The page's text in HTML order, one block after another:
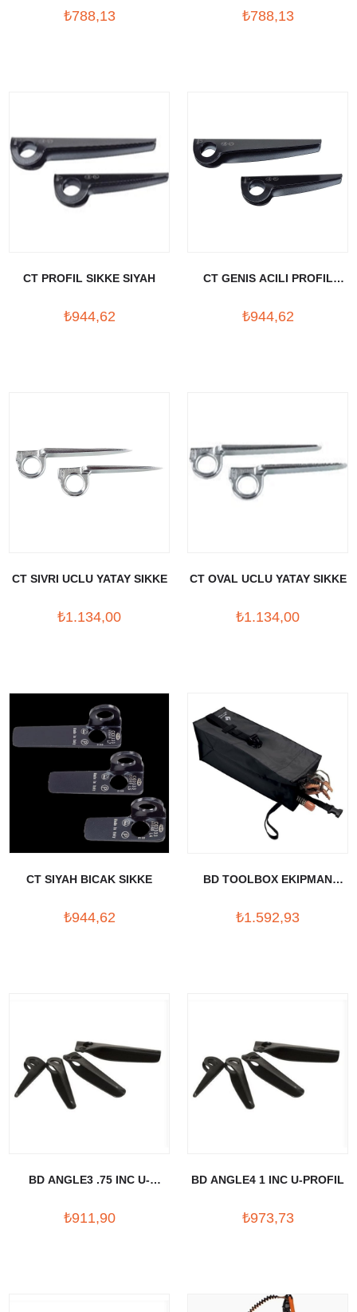
₺788,13 ₺788,13
CT PROFIL SIKKE SIYAH
₺944,62
CT GENIS ACILI PROFIL
₺944,62
CT SIVRI UCLU YATAY SIKKE
₺1.134,00
CT OVAL UCLU YATAY SIKKE
₺1.134,00
CT SIYAH BICAK SIKKE
₺944,62
BD TOOLBOX EKIPMAN
₺1.592,93
BD ANGLE3 .75 INC U-
₺911,90
BD ANGLE4 1 INC U-PROFIL
₺973,73